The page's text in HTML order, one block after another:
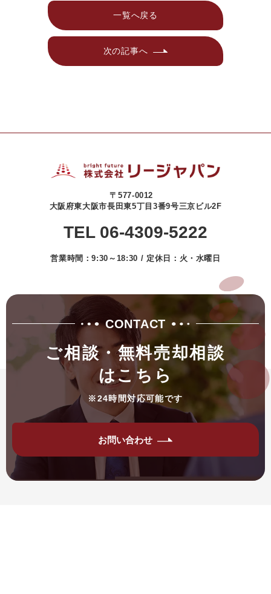
一覧へ戻る
次の記事へ
〒577-0012
大阪府東大阪市長田東5丁目3番9号三京ビル2F
TEL 06-4309-5222
営業時間：9:30～18:30 / 定休日：火・水曜日
CONTACT
ご相談・無料売却相談
はこちら
※24時間対応可能です
お問い合わせ